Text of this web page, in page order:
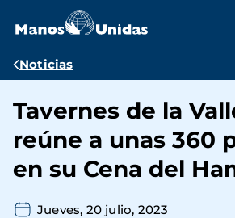
contenido
Ruta
navegación
Noticias
Tavernes de la
reúne a unas 360
en su Cena del
Jueves, 20 julio, 2023